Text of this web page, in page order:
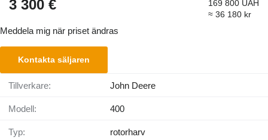
3 300 €
169 800 UAH
≈ 36 180 kr
Meddela mig när priset ändras
Kontakta säljaren
Tillverkare: John Deere
Modell: 400
Typ: rotorharv